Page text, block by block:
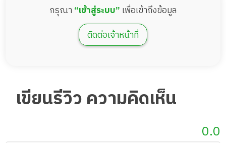
กรุณา “เข้าสู่ระบบ” เพื่อเข้าถึงข้อมูล
ติดต่อเจ้าหน้าที่
เขียนรีวิว ความคิดเห็น
0.0